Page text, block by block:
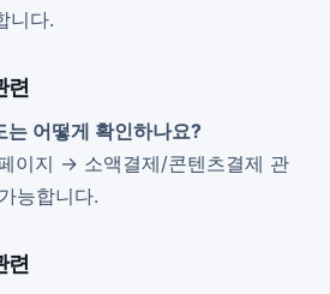
니다.
련
는 어떻게 확인하나요?
이지 → 소액결제/콘텐츠결제 관
능합니다.
련